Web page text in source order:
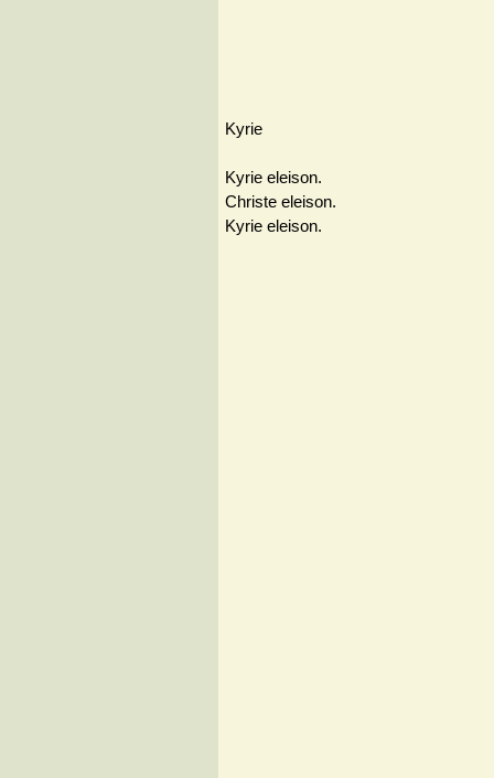
Kyrie
Kyrie eleison.
Christe eleison.
Kyrie eleison.